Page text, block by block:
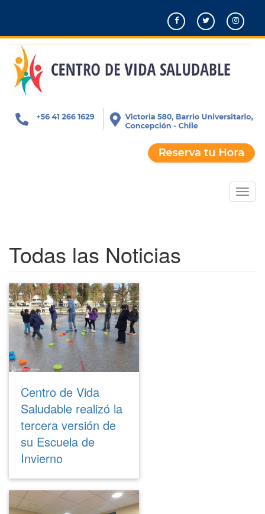
principal
Todas las Noticias
Centro de Vida
Saludable realizó la
tercera versión de
su Escuela de
Invierno